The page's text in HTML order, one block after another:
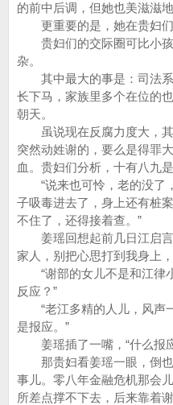
的前中后调，但她也美滋滋地
更重要的是，她在贵妇们
贵妇们的交际圈可比小孩
杂。
其中最大的事是：司法系
长下马，家族里多个在位的
朝天。
虽说现在反腐力度大，其
突然动姓谢的，要么是得罪
血。贵妇们分析，十有八九是
“说来也可怜，老的没了
子吸毒进去了，身上还有桩
不住了，还得接着查。”
姜瑶回想起前几日江启言
家人，别把心思打到我身上
“谢部的女儿不是和江律
反应？”
“老江多精的人儿，风声
是报应。”
姜瑶插了一嘴，“什么报
那贵妇看姜瑶一眼，倒也
事儿。零八年金融危机那会
所差点撑不下去，后来靠着